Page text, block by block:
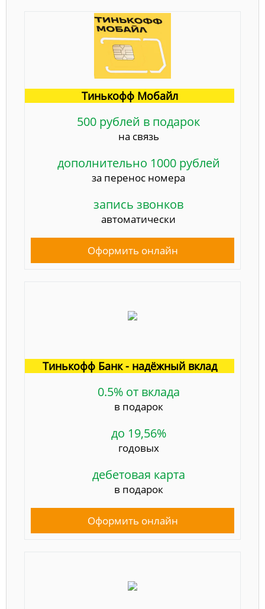
Тинькофф Мобайл
500 рублей в подарок
на связь
дополнительно 1000 рублей
за перенос номера
запись звонков
автоматически
Оформить онлайн
Тинькофф Банк - надёжный вклад
0.5% от вклада
в подарок
до 19,56%
годовых
дебетовая карта
в подарок
Оформить онлайн